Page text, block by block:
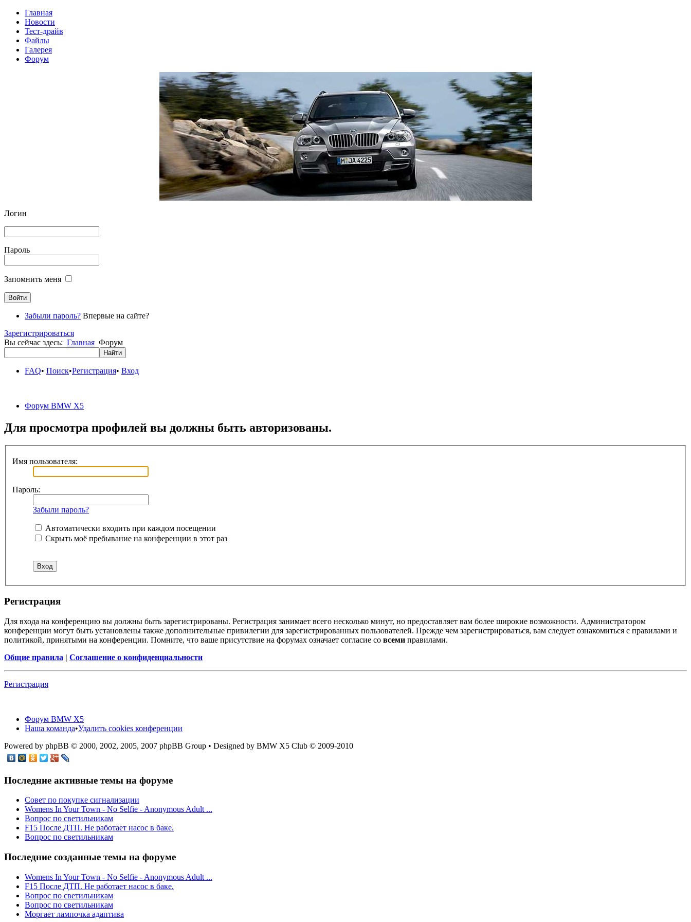
Главная
Новости
Тест-драйв
Файлы
Галерея
Форум
Логин
Пароль
Запомнить меня
Забыли пароль? Впервые на сайте?
Зарегистрироваться
Вы сейчас здесь: Главная Форум
FAQ• Поиск•Регистрация• Вход
Форум BMW X5
Для просмотра профилей вы должны быть авторизованы.
Имя пользователя:
Пароль:
Забыли пароль?
Автоматически входить при каждом посещении
Скрыть моё пребывание на конференции в этот раз
Регистрация
Для входа на конференцию вы должны быть зарегистрированы. Регистрация занимает всего несколько минут, но предоставляет вам более широкие возможности. Администратором
конференции могут быть установлены также дополнительные привилегии для зарегистрированных пользователей. Прежде чем зарегистрироваться, вам следует ознакомиться с правилами и
политикой, принятыми на конференции. Помните, что ваше присутствие на форумах означает согласие со всеми правилами.
Общие правила | Соглашение о конфиденциальности
Регистрация
Форум BMW X5
Наша команда•Удалить cookies конференции
Powered by phpBB © 2000, 2002, 2005, 2007 phpBB Group • Designed by BMW X5 Club © 2009-2010
Последние активные темы на форуме
Cовет по покупке сигнализации
Womens In Your Town - No Selfie - Anonymous Adult ...
Вопрос по светильникам
F15 После ДТП. Не работает насос в баке.
Вопрос по светильникам
Последние созданные темы на форуме
Womens In Your Town - No Selfie - Anonymous Adult ...
F15 После ДТП. Не работает насос в баке.
Вопрос по светильникам
Вопрос по светильникам
Моргает лампочка адаптива